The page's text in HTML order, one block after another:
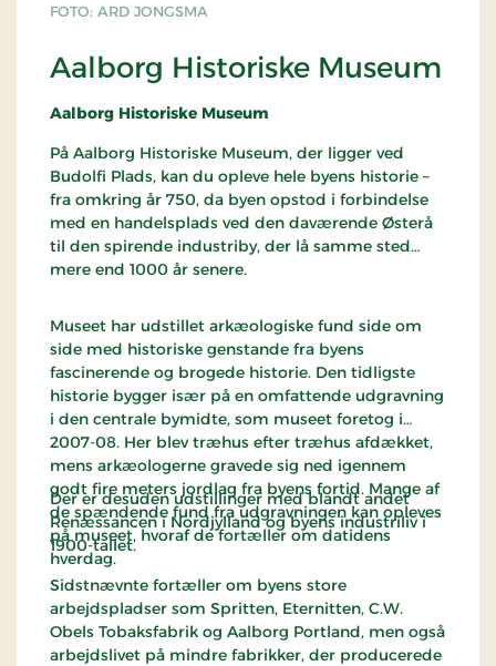
FOTO: ARD JONGSMA
Aalborg Historiske Museum
Aalborg Historiske Museum
På Aalborg Historiske Museum, der ligger ved
Budolfi Plads, kan du opleve hele byens historie –
fra omkring år 750, da byen opstod i forbindelse
med en handelsplads ved den daværende Østerå
til den spirende industriby, der lå samme sted
mere end 1000 år senere.
Museet har udstillet arkæologiske fund side om
side med historiske genstande fra byens
fascinerende og brogede historie. Den tidligste
historie bygger især på en omfattende udgravning
i den centrale bymidte, som museet foretog i
2007-08. Her blev træhus efter træhus afdækket,
mens arkæologerne gravede sig ned igennem
godt fire meters jordlag fra byens fortid. Mange af
de spændende fund fra udgravningen kan opleves
på museet, hvoraf de fortæller om datidens
hverdag.
Der er desuden udstillinger med blandt andet
Renæssancen i Nordjylland og byens industriliv i
1900-tallet.
Sidstnævnte fortæller om byens store
arbejdspladser som Spritten, Eternitten, C.W.
Obels Tobaksfabrik og Aalborg Portland, men også
arbejdslivet på mindre fabrikker, der producerede